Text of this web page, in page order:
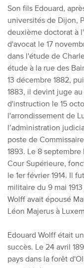
Son fils Edouard,
universités de Dijon,
deuxième doctorat à
d'avocat le 17
dans l'étude de
étude à la rue des
13 décembre 1882,
1883, il devint juge
d'instruction le 15
l'arrondissement de
l’administration
poste de
1893. Le 8
Cour Supérieure,
le 1er février 1914. Il
militaire du 9 mai
Wolff avait épousé
Léon Majerus à
Edouard Wolff était
succès. Le 24 avril
pays dans la forêt